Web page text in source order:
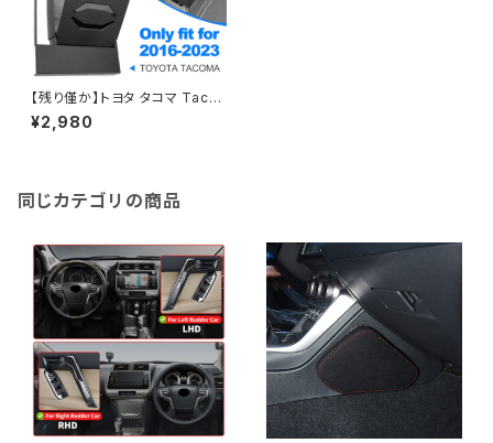
【残り僅か】トヨタ タコマ Taco
ma 2016 2017 2018～2022
2023～用隠し収納ボックスとセ
¥2,980
同じカテゴリの商品